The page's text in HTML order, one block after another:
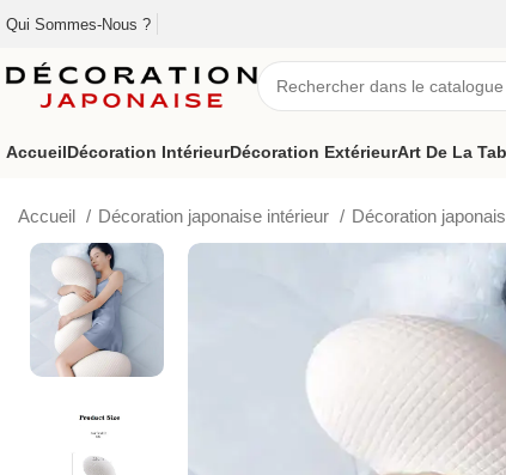
Qui Sommes-Nous ?
AccueilDécoration IntérieurDécoration ExtérieurArt De La
Accueil Décoration japonaise intérieur Décoration